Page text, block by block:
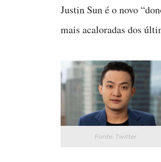
Justin Sun é o novo
mais acaloradas dos
Fonte: Twitter